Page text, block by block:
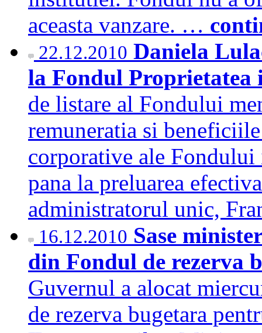
aceasta vanzare. …
22.12.2010 Daniela
la Fondul
de listare al Fondului
remuneratia si
corporative ale
pana la preluarea
administratorul unic,
16.12.2010 Sase
din Fondul de rezerva
Guvernul a alocat
de rezerva bugetara